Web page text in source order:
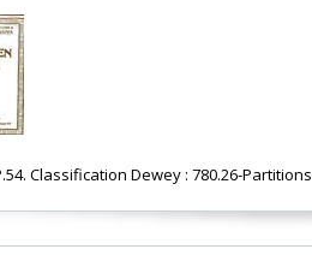
Classification Dewey : 780.26-Partitions‎